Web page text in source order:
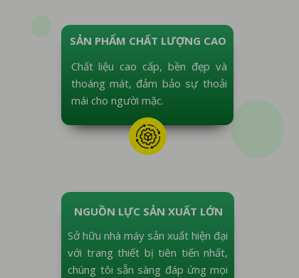
NGUỒN LỰC SẢN XUẤT LỚN
Sở hữu nhà máy sản xuất hiện đại
với trang thiết bị tiên tiến nhất,
chúng tôi sẵn sàng đáp ứng mọi
Chất liệu cao cấp, bền đẹp và
thoáng mát, đảm bảo sự thoải
mái cho người mặc.
SẢN PHẨM CHẤT LƯỢNG CAO